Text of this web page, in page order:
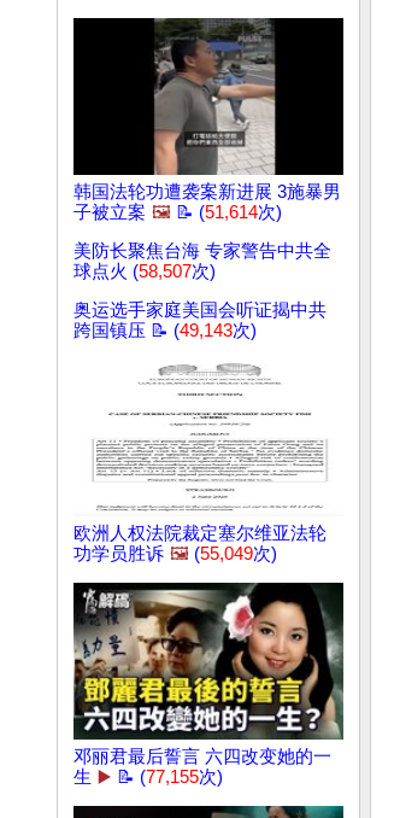
韩国法轮功遭袭案新进展 3施暴男
子被立案 🖼️ 📝 (51,614次)
美防长聚焦台海 专家警告中共全
球点火 (58,507次)
奥运选手家庭美国会听证揭中共
跨国镇压 📝 (49,143次)
欧洲人权法院裁定塞尔维亚法轮
功学员胜诉 🖼️ (55,049次)
邓丽君最后誓言 六四改变她的一
生 ▶️ 📝 (77,155次)